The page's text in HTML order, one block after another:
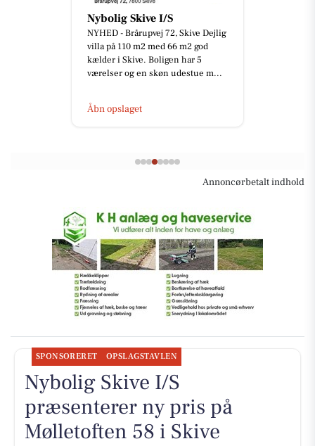
Nybolig Skive I/S
NYHED - Brårupvej 72, Skive Dejlig
villa på 110 m2 med 66 m2 god
kælder i Skive. Boligen har 5
værelser og en skøn udestue m...
Åbn opslaget
Annoncørbetalt indhold
SPONSORERET OPSLAGSTAVLEN
Nybolig Skive I/S
præsenterer ny pris på
Mølletoften 58 i Skive